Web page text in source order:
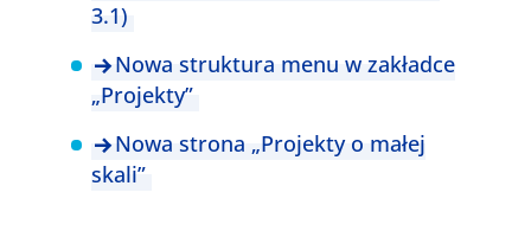
3.1)
Nowa struktura menu w zakładce
„Projekty”
Nowa strona „Projekty o małej
skali”